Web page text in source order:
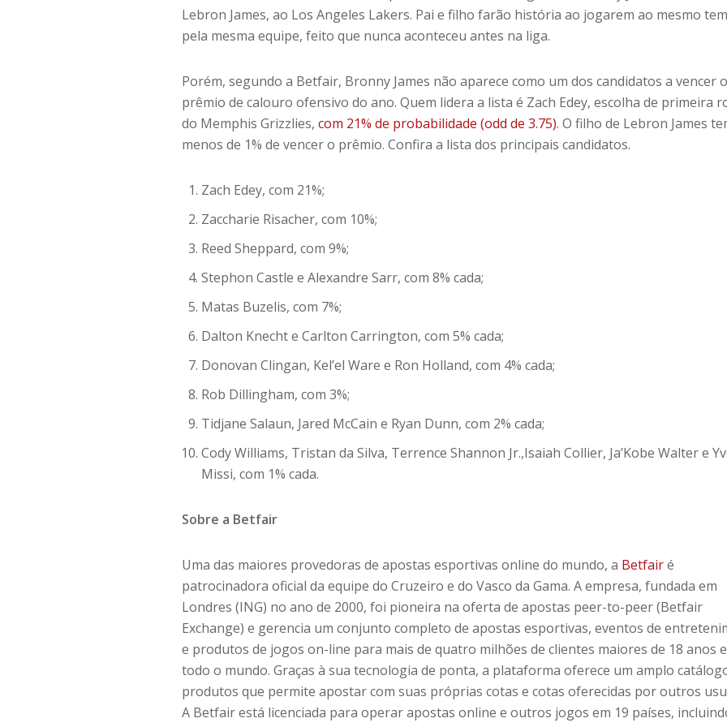
Lebron James, ao Los Angeles Lakers. Pai e filho farão história ao jogarem ao mesmo
pela mesma equipe, feito que nunca aconteceu antes na liga.
Porém, segundo a Betfair, Bronny James não aparece como um dos candidatos a vencer o
prêmio de calouro ofensivo do ano. Quem lidera a lista é Zach Edey, escolha de primeira
do Memphis Grizzlies,com 21% de probabilidade (odd de 3.75). O filho de Lebron James
menos de 1% de vencer o prêmio. Confira a lista dos principais candidatos.
Zach Edey, com 21%;
Zaccharie Risacher, com 10%;
Reed Sheppard, com 9%;
Stephon Castle e Alexandre Sarr, com 8% cada;
Matas Buzelis, com 7%;
Dalton Knecht e Carlton Carrington, com 5% cada;
Donovan Clingan, Kel’el Ware e Ron Holland, com 4% cada;
Rob Dillingham, com 3%;
Tidjane Salaun, Jared McCain e Ryan Dunn, com 2% cada;
Cody Williams, Tristan da Silva, Terrence Shannon Jr.,Isaiah Collier, Ja’Kobe Walter e
Missi, com 1% cada.
Sobre a Betfair
Uma das maiores provedoras de apostas esportivas online do mundo, a Betfairé
patrocinadora oficial da equipe do Cruzeiro e do Vasco da Gama. A empresa, fundada em
Londres (ING) no ano de 2000, foi pioneira na oferta de apostas peer-to-peer (Betfair
Exchange) e gerencia um conjunto completo de apostas esportivas, eventos de
e produtos de jogos on-line para mais de quatro milhões de clientes maiores de 18 anos
todo o mundo. Graças à sua tecnologia de ponta, a plataforma oferece um amplo
produtos que permite apostar com suas próprias cotas e cotas oferecidas por outros
A Betfair está licenciada para operar apostas online e outros jogos em 19 países,